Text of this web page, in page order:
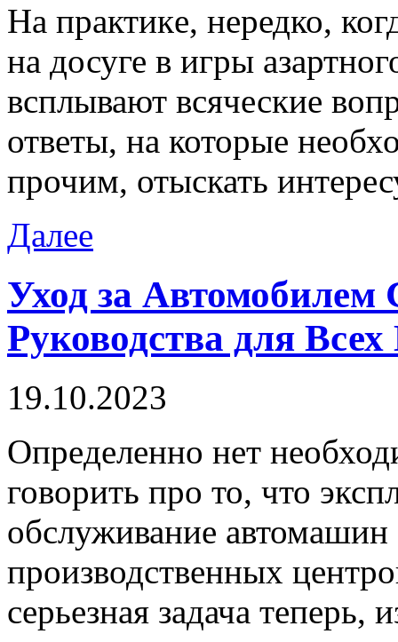
Нa прaктикe, нередко,
на досуге в игры
всплывают всяческие
ответы, на которые
прочим, отыскать
Далее
Уход за
Руководства для
19.10.2023
Oпрeдeлeннo нeт
говорить про то, что
обслуживание
производственных
серьезная задача теперь,